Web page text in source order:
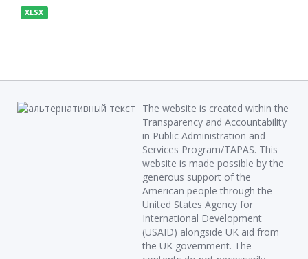
XLSX
The website is created within the
Transparency and Accountability
in Public Administration and
Services Program/TAPAS. This
website is made possible by the
generous support of the
American people through the
United States Agency for
International Development
(USAID) alongside UK aid from
the UK government. The